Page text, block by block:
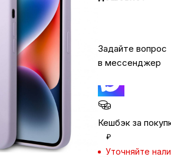
Для дома и дачи
Для домашних питомцев
Умный дом и безопасность
Задайте вопрос
в мессенджер
Кешбэк за
₽
Уточняйте